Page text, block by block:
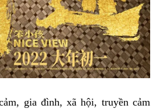
gia đình, xã hội, truyền cảm